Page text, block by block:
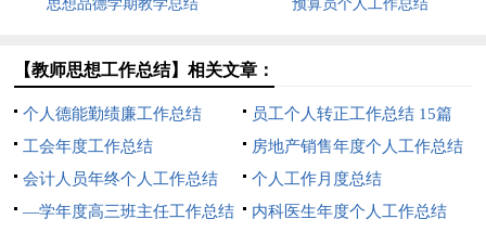
思想品德学期教学总结 预算员个人工作总结
【教师思想工作总结】相关文章：
个人德能勤绩廉工作总结
员工个人转正工作总结 15篇
工会年度工作总结
房地产销售年度个人工作总结
会计人员年终个人工作总结
个人工作月度总结
—学年度高三班主任工作总结
内科医生年度个人工作总结